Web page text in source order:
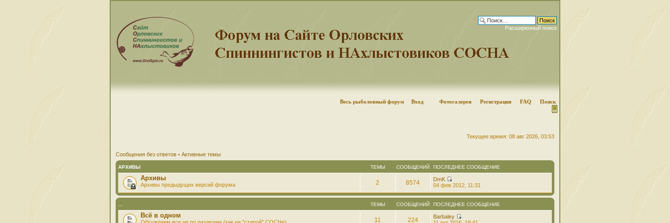
Расширенный поиск
Весь рыболовный форум Вход Фотогалерея Регистрация FAQ Поиск
Текущее время: 08 авг 2026, 03:53
Сообщения без ответов • Активные темы
АРХИВЫ ТЕМЫ СООБЩЕНИЙ ПОСЛЕДНЕЕ СООБЩЕНИЕ
Архивы
Архивы предыдущих версий форума 2 8574
DmK
04 фев 2012, 11:31
ТЕМЫ СООБЩЕНИЙ ПОСЛЕДНЕЕ СООБЩЕНИЕ
Всё в одном
Обсуждаем все не по разделам (как на "старой" СОСНе) 11 224
Barbaley